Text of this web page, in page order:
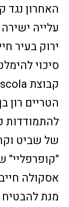
האחרון נגד
עלייה
ירוק בעיר
סיכוי
הטריים רון
להתמודדות
של שביט
"קופרפליי"
אסקולה
מנת להבטיח